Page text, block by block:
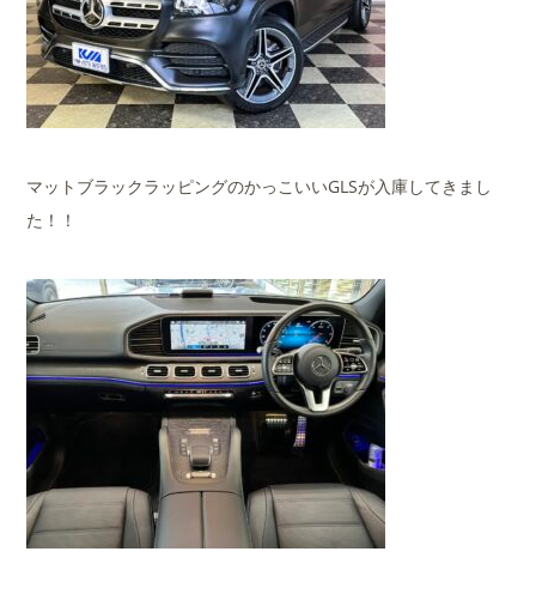
マットブラックラッピングのかっこいいGLSが入庫してきまし
た！！